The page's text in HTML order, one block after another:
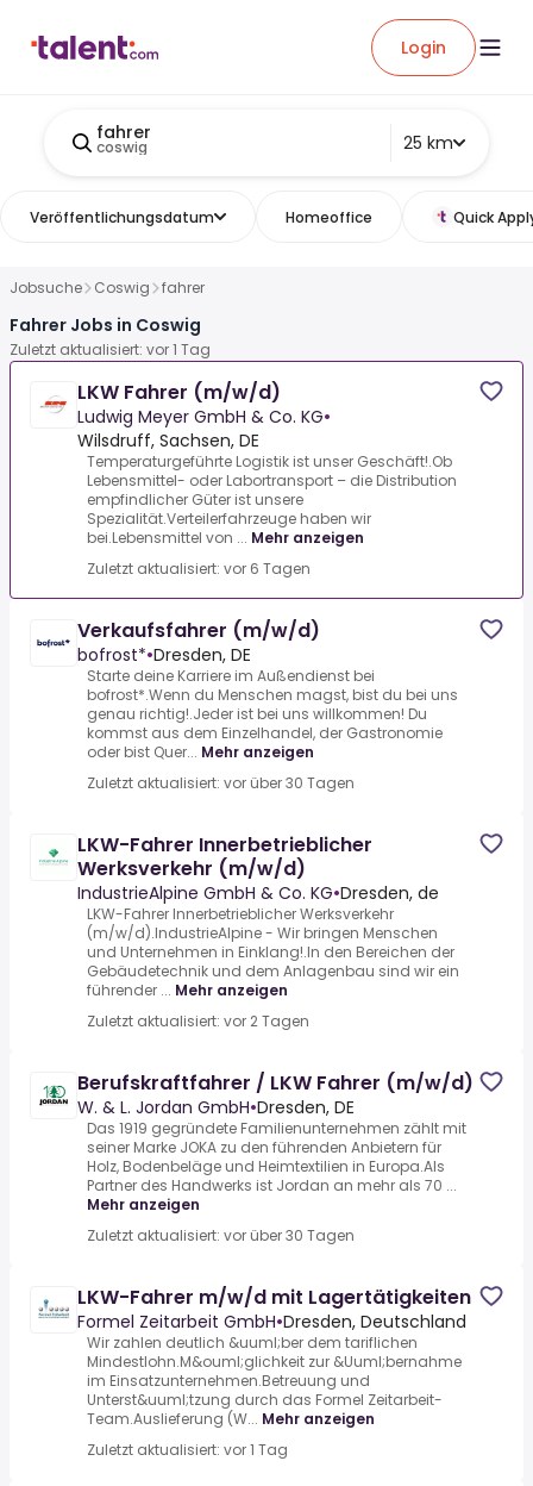
Login
fahrer
coswig 25 km
Veröffentlichungsdatum Homeoffice Quick
Jobsuche Coswig fahrer
Fahrer Jobs in Coswig
Zuletzt aktualisiert: vor 1 Tag
LKW Fahrer (m/w/d)
Ludwig Meyer GmbH & Co. KG•
Wilsdruff, Sachsen, DE
Temperaturgeführte Logistik ist unser Geschäft!.Ob
Lebensmittel- oder Labortransport – die Distribution
empfindlicher Güter ist unsere
Spezialität.Verteilerfahrzeuge haben wir
bei.Lebensmittel von ... Mehr anzeigen
Zuletzt aktualisiert: vor 6 Tagen
Verkaufsfahrer (m/w/d)
bofrost*•Dresden, DE
Starte deine Karriere im Außendienst bei
bofrost*.Wenn du Menschen magst, bist du bei uns
genau richtig!.Jeder ist bei uns willkommen! Du
kommst aus dem Einzelhandel, der Gastronomie
oder bist Quer... Mehr anzeigen
Zuletzt aktualisiert: vor über 30 Tagen
LKW-Fahrer Innerbetrieblicher
Werksverkehr (m/w/d)
IndustrieAlpine GmbH & Co. KG•Dresden, de
LKW-Fahrer Innerbetrieblicher Werksverkehr
(m/w/d).IndustrieAlpine - Wir bringen Menschen
und Unternehmen in Einklang!.In den Bereichen der
Gebäudetechnik und dem Anlagenbau sind wir ein
führender ... Mehr anzeigen
Zuletzt aktualisiert: vor 2 Tagen
Berufskraftfahrer / LKW Fahrer (m/w/d)
W. & L. Jordan GmbH•Dresden, DE
Das 1919 gegründete Familienunternehmen zählt mit
seiner Marke JOKA zu den führenden Anbietern für
Holz, Bodenbeläge und Heimtextilien in Europa.Als
Partner des Handwerks ist Jordan an mehr als 70 ...
Mehr anzeigen
Zuletzt aktualisiert: vor über 30 Tagen
LKW-Fahrer m/w/d mit Lagertätigkeiten
Formel Zeitarbeit GmbH•Dresden, Deutschland
Wir zahlen deutlich &uuml;ber dem tariflichen
Mindestlohn.M&ouml;glichkeit zur &Uuml;bernahme
im Einsatzunternehmen.Betreuung und
Unterst&uuml;tzung durch das Formel Zeitarbeit-
Team.Auslieferung (W... Mehr anzeigen
Zuletzt aktualisiert: vor 1 Tag